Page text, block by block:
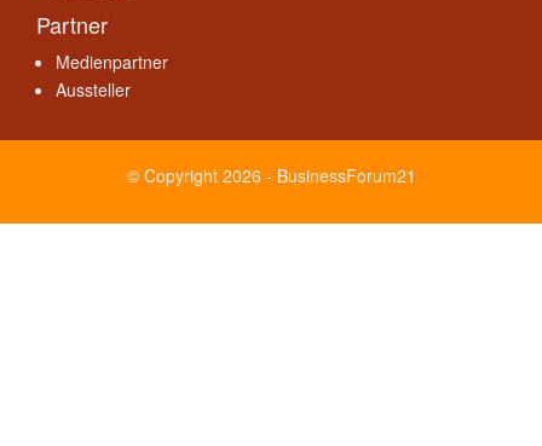
Partner
Medienpartner
Aussteller
© Copyright 2026 - BusinessForum21